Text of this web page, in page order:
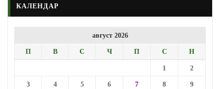
КАЛЕНДАР
август 2026
П В С Ч П С Н
1 2
3 4 5 6 7 8 9